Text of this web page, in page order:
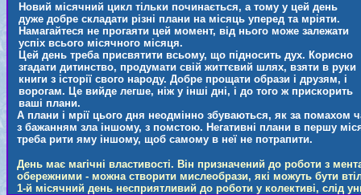
Новий місячний цикл тільки починається, а тому у цей день
дуже добре складати різні плани на місяць уперед та мріяти.
Намагайтеся не прогаяти цей момент, від нього може залежати
успіх всього місячного місяця.
Цей день треба присвятити всьому, що підносить дух. Корисно
згадати дитинство, продумати свій життєвий шлях, взяти в руки
книги з історії свого народу. Добре прощати образи і друзям, і
ворогам. Це вийде легше, ніж у інші дні, і до того ж прискорить
ваші плани.
А плани і мрії цього дня неодмінно збуваються, як за помахом
з бажанням зла іншому, з помстою. Негативні плани в першу
треба рити яму іншому, щоб самому в неї не потрапити.
День має магічні властивості. Він призначений до роботи з
обережними - можна створити мислеобрази, які можуть бути
1-й місячний день несприятливий до роботи у колективі, слід